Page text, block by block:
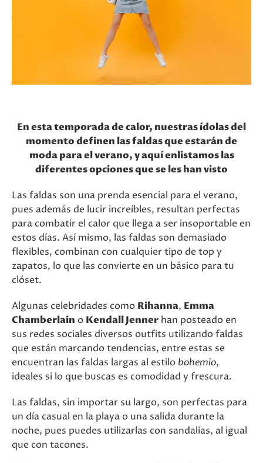
En esta temporada de calor, nuestras ídolas del
momento definen las faldas que estarán de
moda para el verano, y aquí enlistamos las
diferentes opciones que se les han visto
Las faldas son una prenda esencial para el verano,
pues además de lucir increíbles, resultan perfectas
para combatir el calor que llega a ser insoportable en
estos días. Así mismo, las faldas son demasiado
flexibles, combinan con cualquier tipo de top y
zapatos, lo que las convierte en un básico para tu
clóset.
Algunas celebridades como Rihanna, Emma
Chamberlain o Kendall Jenner han posteado en
sus redes sociales diversos outfits utilizando faldas
que están marcando tendencias, entre estas se
encuentran las faldas largas al estilo bohemio,
ideales si lo que buscas es comodidad y frescura.
Las faldas, sin importar su largo, son perfectas para
un día casual en la playa o una salida durante la
noche, pues puedes utilizarlas con sandalias, al igual
que con tacones.